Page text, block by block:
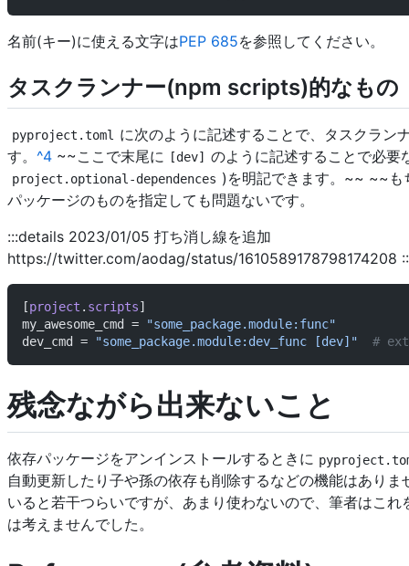
名前(キー)に使える文字はPEP 685を参照してください。
タスクランナー(npm scripts)的なもの
pyproject.toml
に次のように記述することで、タスクラン
す。 ^4 ~~ここで末尾に [dev] のように記述することで必要
project.optional-dependences )を明記できます。~~ ~~
パッケージのものを指定しても問題ないです。
:::details 2023/01/05 打ち消し線を追加
https://twitter.com/aodag/status/1610589178798174208
[project . scripts]
my_awesome_cmd =
"some_package.module:func"
dev_cmd =
"some_package.module:dev_func [dev]"
#
残念ながら出来ないこと
依存パッケージをアンインストールするときに
自動更新したり子や孫の依存も削除するなどの機能はあり
いると若干つらいですが、あまり使わないので、筆者はこ
は考えませんでした。